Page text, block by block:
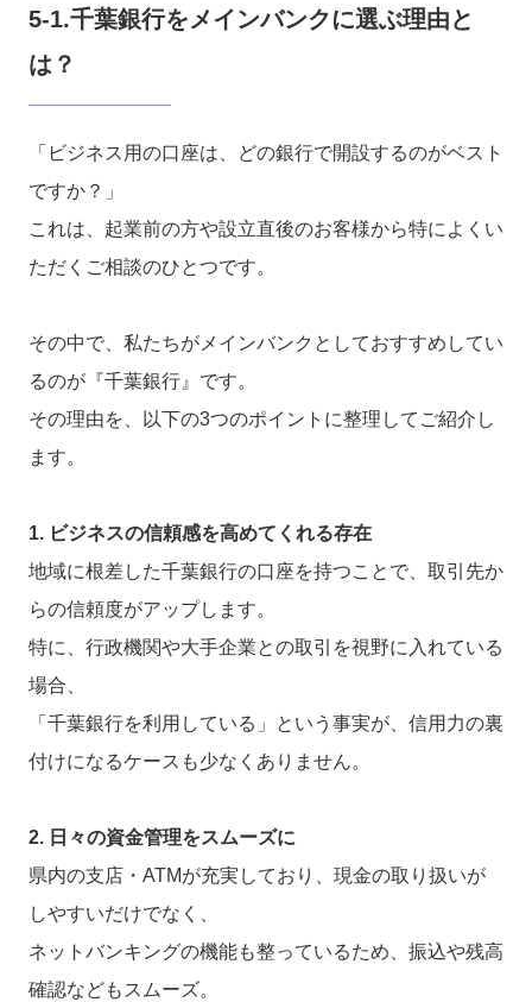
5-1.千葉銀行をメインバンクに選ぶ理由と
は？
「ビジネス用の口座は、どの銀行で開設するのがベスト
ですか？」
これは、起業前の方や設立直後のお客様から特によくい
ただくご相談のひとつです。
その中で、私たちがメインバンクとしておすすめしてい
るのが『千葉銀行』です。
その理由を、以下の3つのポイントに整理してご紹介し
ます。
1. ビジネスの信頼感を高めてくれる存在
地域に根差した千葉銀行の口座を持つことで、取引先か
らの信頼度がアップします。
特に、行政機関や大手企業との取引を視野に入れている
場合、
「千葉銀行を利用している」という事実が、信用力の裏
付けになるケースも少なくありません。
2. 日々の資金管理をスムーズに
県内の支店・ATMが充実しており、現金の取り扱いが
しやすいだけでなく、
ネットバンキングの機能も整っているため、振込や残高
確認などもスムーズ。